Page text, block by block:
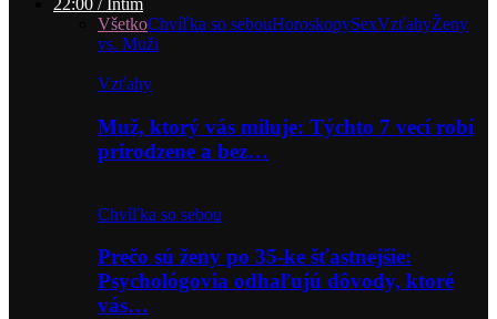
22:00 / Intim
VšetkoChvíľka so sebouHoroskopySexVzťahyŽeny
vs. Muži
Vzťahy
Muž, ktorý vás miluje: Týchto 7 vecí robí
prirodzene a bez…
Chvíľka so sebou
Prečo sú ženy po 35-ke šťastnejšie:
Psychológovia odhaľujú dôvody, ktoré
vás…